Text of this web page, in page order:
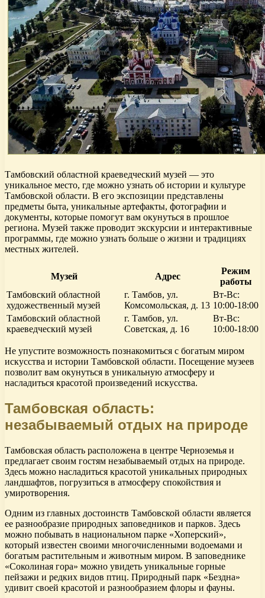
Тамбовский областной краеведческий музей — это
уникальное место, где можно узнать об истории и культуре
Тамбовской области. В его экспозиции представлены
предметы быта, уникальные артефакты, фотографии и
документы, которые помогут вам окунуться в прошлое
региона. Музей также проводит экскурсии и интерактивные
программы, где можно узнать больше о жизни и традициях
местных жителей.
Музей Адрес
Режим
работы
Тамбовский областной
художественный музей
г. Тамбов, ул.
Комсомольская, д. 13
Вт-Вс:
10:00-18:00
Тамбовский областной
краеведческий музей
г. Тамбов, ул.
Советская, д. 16
Вт-Вс:
10:00-18:00
Не упустите возможность познакомиться с богатым миром
искусства и истории Тамбовской области. Посещение музеев
позволит вам окунуться в уникальную атмосферу и
насладиться красотой произведений искусства.
Тамбовская область:
незабываемый отдых на природе
Тамбовская область расположена в центре Черноземья и
предлагает своим гостям незабываемый отдых на природе.
Здесь можно насладиться красотой уникальных природных
ландшафтов, погрузиться в атмосферу спокойствия и
умиротворения.
Одним из главных достоинств Тамбовской области является
ее разнообразие природных заповедников и парков. Здесь
можно побывать в национальном парке «Хоперский»,
который известен своими многочисленными водоемами и
богатым растительным и животным миром. В заповеднике
«Соколиная гора» можно увидеть уникальные горные
пейзажи и редких видов птиц. Природный парк «Бездна»
удивит своей красотой и разнообразием флоры и фауны.